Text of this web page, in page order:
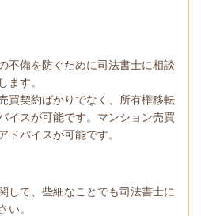
不備を防ぐために司法書士に相談
ます。
買契約ばかりでなく、所有権移転
イスが可能です。マンション売買
ドバイスが可能です。
して、些細なことでも司法書士に
い。